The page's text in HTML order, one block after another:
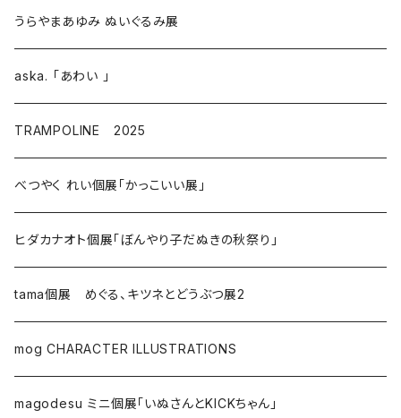
うらやまあゆみ ぬいぐるみ展
aska. 「あわい 」
TRAMPOLINE 2025
べつやく れい個展「かっこいい展」
ヒダカナオト個展「ぼんやり子だぬきの秋祭り」
tama個展 めぐる、キツネとどうぶつ展2
mog CHARACTER ILLUSTRATIONS
magodesu ミニ個展「いぬさんとKICKちゃん」